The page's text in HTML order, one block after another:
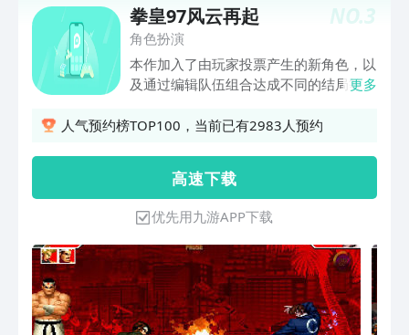
NO.3
拳皇97风云再起
角色扮演
本作加入了由玩家投票产生的新角色，以
及通过编辑队伍组合达成不同的结局等众
决，众人与大蛇一族壮绝的战斗最终将走
「特瑞･博加德」等玩家耳熟能详的名字
外、来自饿狼传说系列的「布鲁・玛
丽」、「山崎龙二」、kof原创角色「七
枷社」等新面孔也将率队参战！！同时，
玩家一开始就可以使用NEOGEO版中
更多
人气预约榜TOP100，当前已有2983人预约
高 速 下 载
优先用九游APP下载